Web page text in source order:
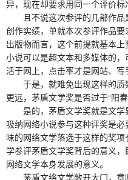
异，现在却要求用同一个评价标
且不说这次参评的几部作品
创作实绩，单就本次参评作品
出版物而言，这个前提就基本
小说可以是超文本和多媒体的
活于网上，点击率才是网站、写
于是，就难免出现这样的质
更远，茅盾文学奖是否过于“阳春
是的，茅盾文学奖就是文学界
吸纳网络小说参与这种评奖是
味的网络文学落选于这样的奖
学参评茅盾文学奖背后的意义
网络文学本身发展的意义。
茅盾文络文学敞开大门，意